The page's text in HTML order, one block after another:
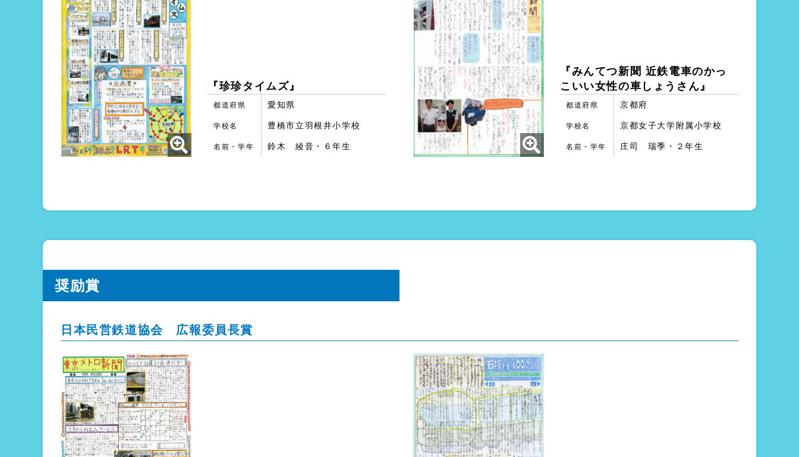
『珍珍タイムズ』
都道府県 愛知県
学校名 豊橋市立羽根井小学校
名前・学年 鈴木 綾音・６年生
『みんてつ新聞 近鉄電車のかっ
こいい女性の車しょうさん』
都道府県 京都府
学校名 京都女子大学附属小学校
名前・学年 庄司 瑞季・２年生
奨励賞
日本民営鉄道協会 広報委員長賞